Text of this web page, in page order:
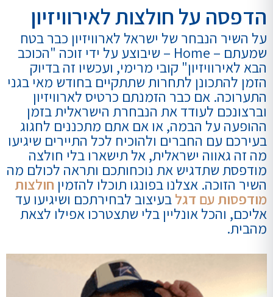
הדפסה על חולצות לאירוויזיון
על השיר הנבחר של ישראל לארוויזיון כבר בטח
שמעתם – Home – שיבוצע על ידי זוכה "הכוכב
הבא לאירוויזיון" קובי מרימי, ועכשיו זה בדיוק
הזמן להתכונן לתחרות שתתקיים בחודש מאי בגני
התערוכה. אם כבר הזמנתם כרטיס לארוויזיון
וברצונכם לעודד את הנבחרת הישראלית בזמן
ההופעה על הבמה, או אם אתם מתכננים לחגוג
בעירכם עם החברים ולהוכיח לכל התיירים שיגיעו
מה זה גאווה ישראלית, אל תישארו בלי חולצה
מודפסת שתדגיש את נוכחותכם ותראה לכולם מה
השיר הזוכה. אצלנו בפונגו תוכלו להזמין חולצות
מודפסות עם דגלבעיצוב לבחירתכם ושיגיעו עד
אליכם, והכל אונליין בלי שתצטרכו אפילו לצאת
מהבית.